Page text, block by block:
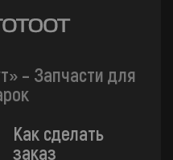
– Запчасти для
Как сделать
заказ